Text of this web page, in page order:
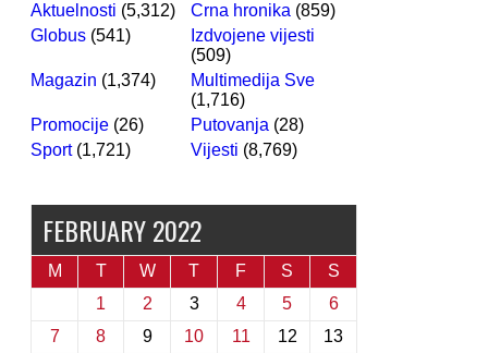
Aktuelnosti (5,312) Crna hronika (859)
Globus (541)
Izdvojene vijesti
(509)
Magazin (1,374)
Multimedija Sve
(1,716)
Promocije (26) Putovanja (28)
Sport(1,721) Vijesti (8,769)
FEBRUARY 2022
M T W T F S S
1 2 3 4 5
6
7
8 9 10 11 12
13